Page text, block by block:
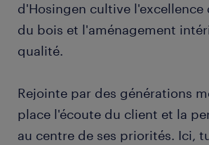
d'Hosingen cultive l'excellence
du bois et l'aménagement
qualité.
Rejointe par des générations
place l'écoute du client et la
au centre de ses priorités. Ici,